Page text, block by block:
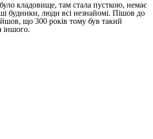
кладовище, там стала пусткою, немає
будинки, люди всі незнайомі. Пішов до
що 300 років тому був такий
іншого.